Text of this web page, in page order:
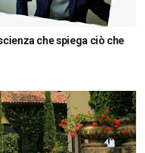
che spiega ciò che